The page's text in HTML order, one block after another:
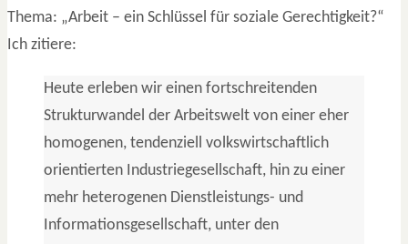
Thema: „Arbeit – ein Schlüssel für soziale Gerechtigkeit?“
Ich zitiere:
Heute erleben wir einen fortschreitenden
Strukturwandel der Arbeitswelt von einer eher
homogenen, tendenziell volkswirtschaftlich
orientierten Industriegesellschaft, hin zu einer
mehr heterogenen Dienstleistungs- und
Informationsgesellschaft, unter den